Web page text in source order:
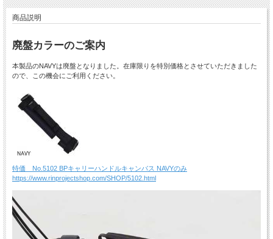
商品説明
廃盤カラーのご案内
本製品のNAVYは廃盤となりました。在庫限りを特別価格とさせていただきました
ので、この機会にご利用ください。
特価 No.5102 BPキャリーハンドルキャンバス NAVYのみ
https://www.rinprojectshop.com/SHOP/5102.html